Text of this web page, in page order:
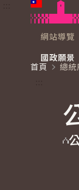
跳到主要內容
網站導覽
國政願景
國家氣候
重要談話
總統府新聞
影音頻道
賴清德總統
首頁 總統